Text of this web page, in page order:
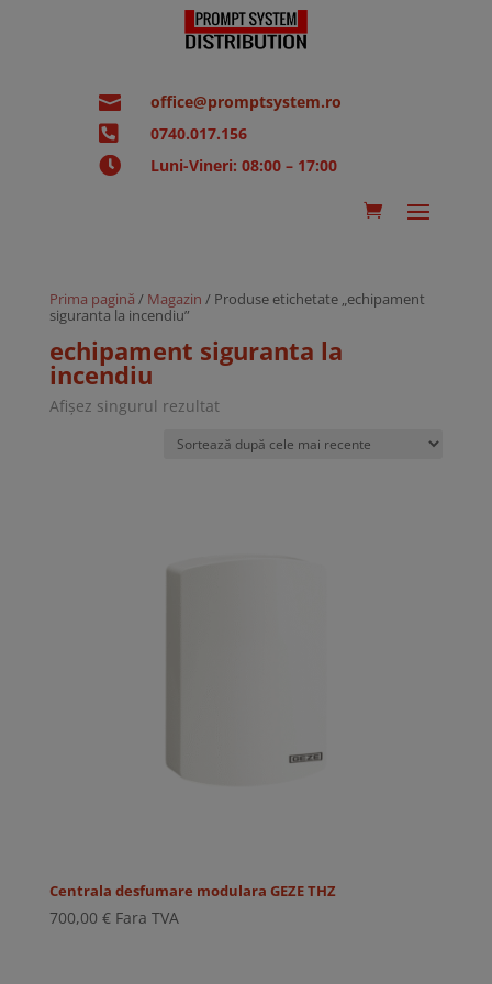
 office@promptsystem.ro
 0740.017.156
 Luni-Vineri: 08:00 – 17:00
Prima pagină / Magazin / Produse etichetate „echipament
siguranta la incendiu”
echipament siguranta la
incendiu
Afișez singurul rezultat
Centrala desfumare modulara GEZE THZ
700,00 € Fara TVA